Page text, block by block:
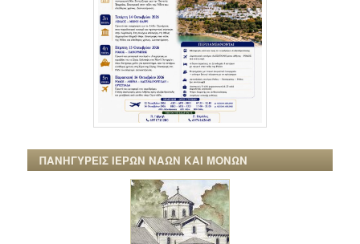
ΠΑΝΗΓΥΡΕΙΣ ΙΕΡΩΝ ΝΑΩΝ ΚΑΙ ΜΟΝΩΝ